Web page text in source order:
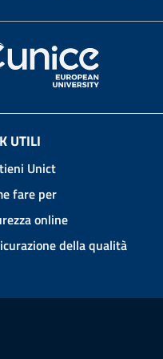
UTILI
Unict
fare per
online
della qualità